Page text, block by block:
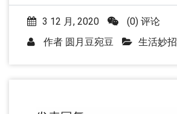
3 12 月, 2020
(0) 评论
作者 圆月豆宛豆 生活妙招